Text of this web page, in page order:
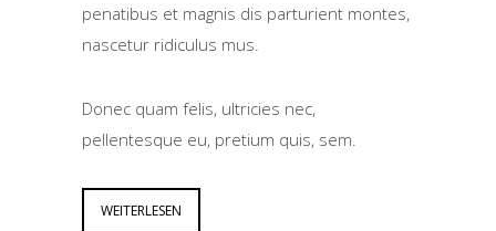
penatibus et magnis dis parturient montes,
nascetur ridiculus mus.
Donec quam felis, ultricies nec,
pellentesque eu, pretium quis, sem.
WEITERLESEN